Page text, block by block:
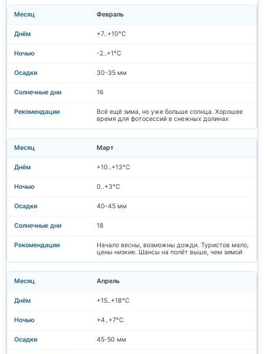
Февраль
+7..+10°C
-2..+1°C
30-35 мм
16
Всё ещё зима, но уже больше солнца. Хорошее
время для фотосессий в снежных долинах
Март
+10..+13°C
0..+3°C
40-45 мм
18
Начало весны, возможны дожди. Туристов мало,
цены низкие. Шансы на полёт выше, чем зимой
Апрель
+15..+18°C
+4..+7°C
45-50 мм